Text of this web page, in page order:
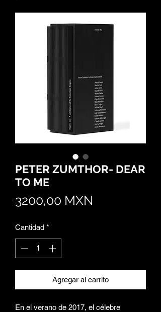
PETER ZUMTHOR- DEAR
TO ME
3200,00 MXN
Cantidad *
Agregar al carrito
En el verano de 2017, el célebre